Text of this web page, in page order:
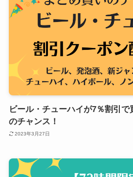
ビール・チューハイが7％割引
のチャンス！
2023年3月27日